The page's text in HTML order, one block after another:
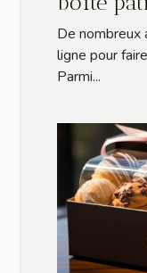
De nombreux
ligne pour
Parmi...